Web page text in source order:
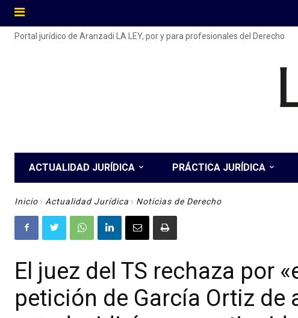
Portal jurídico de Aranzadi LA LEY, por y para profesionales del Derecho
ACTUALIDAD JURÍDICA PRÁCTICA JURÍDICA
Inicio Actualidad Jurídica Noticias de Derecho
El juez del TS rechaza por
petición de García Ortiz